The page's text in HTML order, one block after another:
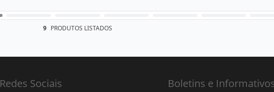
9 PRODUTOS LISTADOS
Redes Sociais Boletins e